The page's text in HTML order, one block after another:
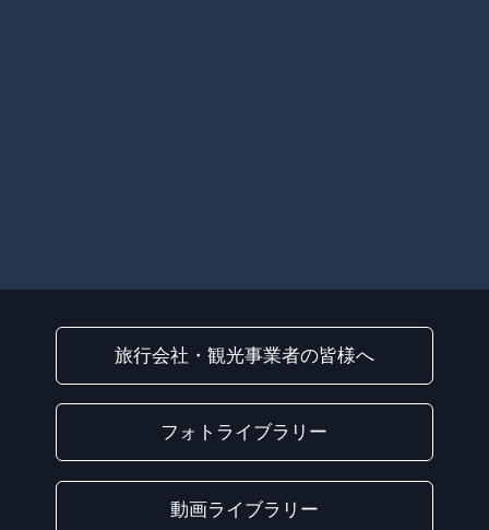
旅行会社・観光事業者の皆様へ
フォトライブラリー
動画ライブラリー